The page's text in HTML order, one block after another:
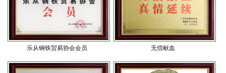
乐从钢铁贸易协会会员 无偿献血